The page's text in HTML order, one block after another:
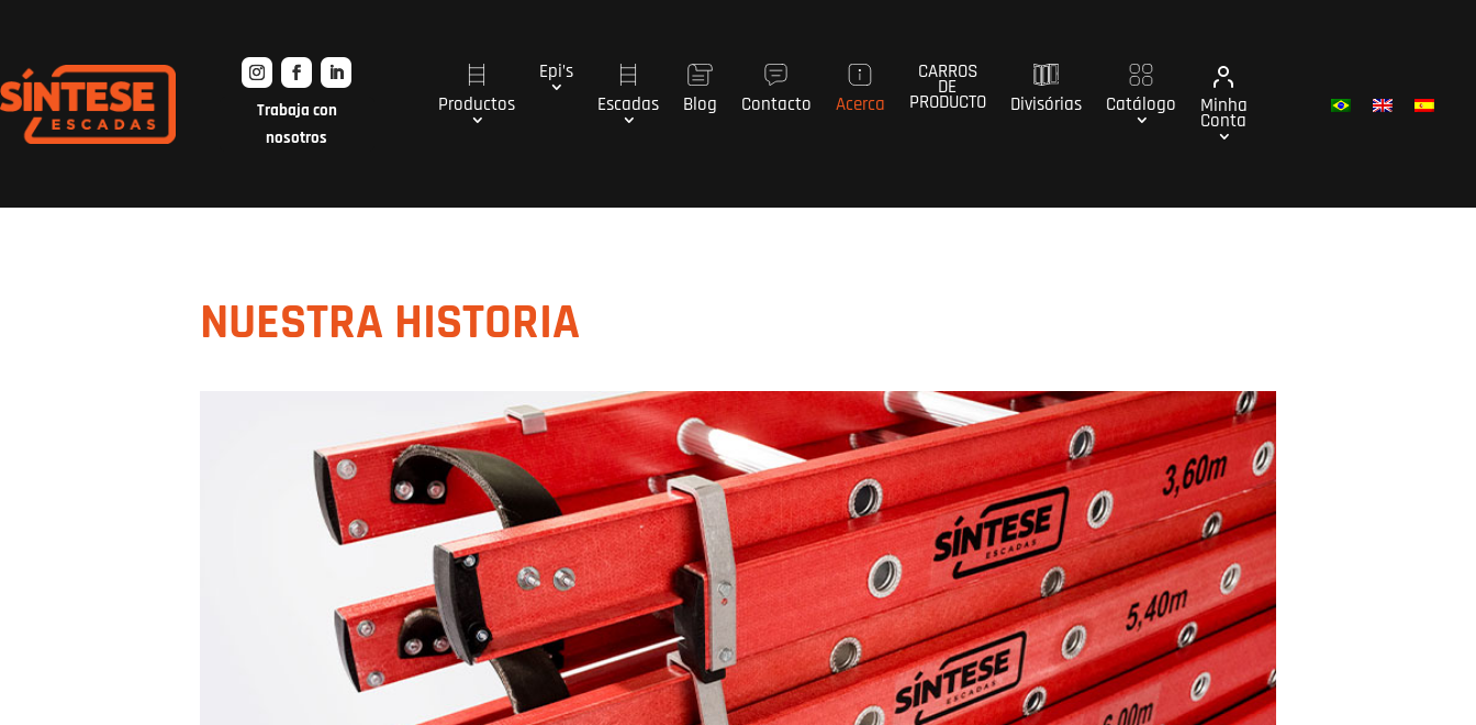
Trabaja con
nosotros
Productos
Epi’s
Escadas
Blog Contacto Acerca
CARROS
DE
PRODUCTO Divisórias Catálogo Minha
Conta
NUESTRA HISTORIA